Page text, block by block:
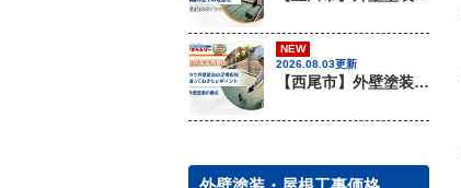
NEW
2026.08.03更新
【西尾市】外壁塗装を行う際に知っておきたい足場組み立てのポイント『無機塗料専門店の愛知建装』